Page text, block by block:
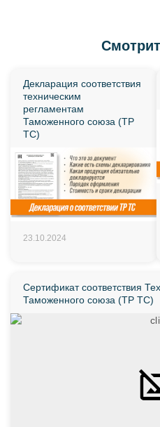
Декларация соответствия
техническим
регламентам
Таможенного союза (ТР
ТС)
23.10.2024
Сертификат соответствия
Таможенного союза (ТР ТС)